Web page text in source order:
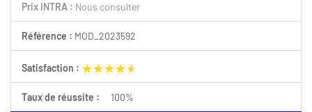
Prix INTRA : Nous consulter
Référence : MOD_2023592
Satisfaction : ★★★★★
★★★★★
Taux de réussite : 100%